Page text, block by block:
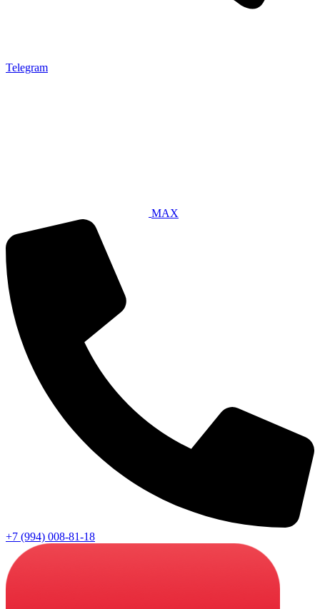
Telegram
MAX
+7 (994) 008-81-18